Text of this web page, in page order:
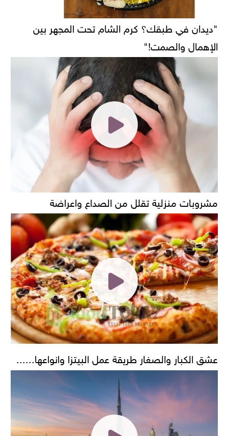
"ديدان في طبقك؟ كرم الشام تحت المجهر بين
الإهمال والصمت!"
مشروبات منزلية تقلل من الصداع واعراضة
عشق الكبار والصغار طريقة عمل البيتزا وانواعها......